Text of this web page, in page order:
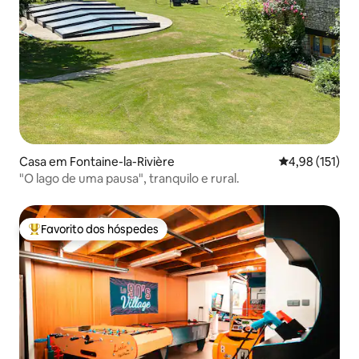
Casa em Fontaine-la-Rivière Classificação
4,98 (151)
"O lago de uma pausa", tranquilo e rural.
Favoritos dos hóspedes mais apreciados
Favorito dos hóspedes